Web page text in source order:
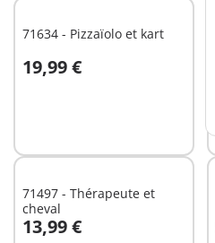
71634 - Pizzaïolo et kart
19,99 €
Au panier
71497 - Thérapeute et
cheval
13,99 €
Au panier